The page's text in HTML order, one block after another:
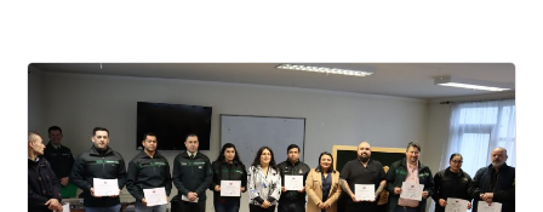
AUDIOS
VIDEOS
GALERIA DE FOTOS